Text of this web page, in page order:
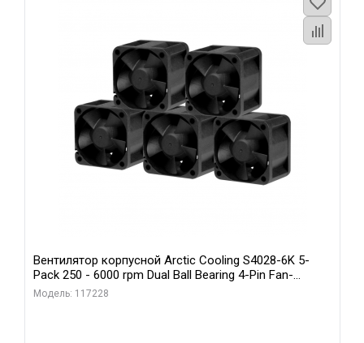
Вентилятор корпусной Arctic Cooling S4028-6K 5-
Pack 250 - 6000 rpm Dual Ball Bearing 4-Pin Fan-
Connector (ACFAN00273A)
Модель: 117228